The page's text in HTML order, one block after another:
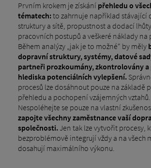
Prvním krokem je získání přehledu o
tématech:to zahrnuje například stávající
struktury a sítě, propustnost a dodací
pracovních postupů a veškeré náklady na
Během analýzy „jak je to možné“ by měly
dopravní struktury, systémy, datové
partneři prozkoumány, zkontrolovány a
hlediska potenciálních vylepšení.
procesů lze dosáhnout pouze na základě
přehledu a pochopení vzájemných vztahů.
Nespoléhejte se pouze na vlastní
zapojte všechny zaměstnance vaší
společnosti.Jen tak lze vytvořit procesy,
bezproblémově integrují vždy a na všech
dosahují maximálního výkonu.